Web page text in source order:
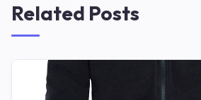
Related Posts